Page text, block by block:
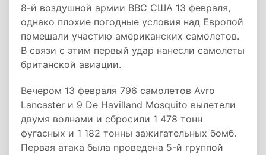
8-й воздушной армии ВВС США 13 февраля,
однако плохие погодные условия над Европой
помешали участию американских самолетов.
В связи с этим первый удар нанесли самолеты
британской авиации.
Вечером 13 февраля 796 самолетов Avro
Lancaster и 9 De Havilland Mosquito вылетели
двумя волнами и сбросили 1 478 тонн
фугасных и 1 182 тонны зажигательных бомб.
Первая атака была проведена 5-й группой